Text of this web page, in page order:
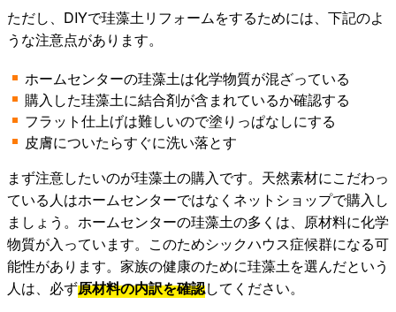
ただし、DIYで珪藻土リフォームをするためには、下記のよ
うな注意点があります。
ホームセンターの珪藻土は化学物質が混ざっている
購入した珪藻土に結合剤が含まれているか確認する
フラット仕上げは難しいので塗りっぱなしにする
皮膚についたらすぐに洗い落とす
まず注意したいのが珪藻土の購入です。天然素材にこだわっ
ている人はホームセンターではなくネットショップで購入し
ましょう。ホームセンターの珪藻土の多くは、原材料に化学
物質が入っています。このためシックハウス症候群になる可
能性があります。家族の健康のために珪藻土を選んだという
人は、必ず原材料の内訳を確認してください。